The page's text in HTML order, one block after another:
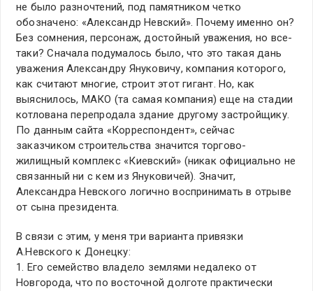
не было разночтений, под памятником четко
обозначено: «Александр Невский». Почему именно он?
Без сомнения, персонаж, достойный уважения, но все-
таки? Сначала подумалось было, что это такая дань
уважения Александру Януковичу, компания которого,
как считают многие, строит этот гигант. Но, как
выяснилось, МАКО (та самая компания) еще на стадии
котлована перепродала здание другому застройщику.
По данным сайта «Корреспондент», сейчас
заказчиком строительства значится торгово-
жилищный комплекс «Киевский» (никак официально не
связанный ни с кем из Януковичей). Значит,
Александра Невского логично воспринимать в отрыве
от сына президента.
В связи с этим, у меня три варианта привязки
А.Невского к Донецку:
1. Его семейство владело землями недалеко от
Новгорода, что по восточной долготе практически